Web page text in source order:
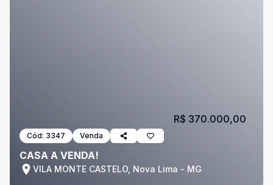
Cód: 3347 Venda
CASA A VENDA!
VILA MONTE CASTELO, Nova Lima - MG
R$ 370.000,00